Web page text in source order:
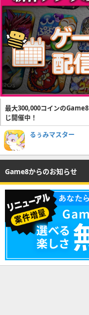
最大300,000コインの
じ開催中！
るぅみマスター
Game8からのお知らせ